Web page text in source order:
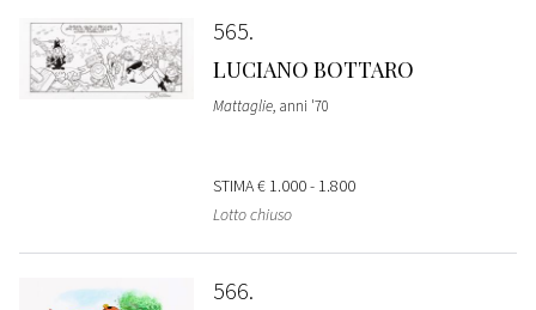
565
LUCIANO BOTTARO
Mattaglie, anni '70
STIMA€ 1.000 - 1.800
Lotto chiuso
566